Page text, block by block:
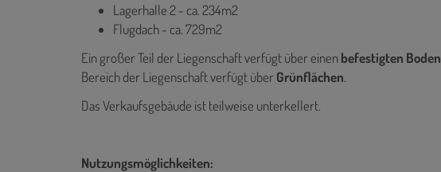
Lagerhalle 2 - ca. 234m2
Flugdach - ca. 729m2
Ein großer Teil der Liegenschaft verfügt über einenbefestigten Boden
Bereich der Liegenschaft verfügt überGrünflächen.
Das Verkaufsgebäude ist teilweise unterkellert.
Nutzungsmöglichkeiten: